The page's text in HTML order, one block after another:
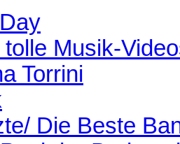
tolle Musik-
Torrini
Die Beste